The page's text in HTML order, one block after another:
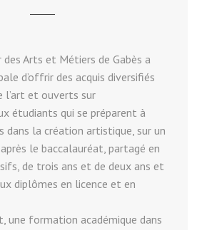
des Arts et Métiers de Gabès a
d’offrir des acquis diversifiés
l’art et ouverts sur
étudiants qui se préparent à
dans la création artistique, sur un
le baccalauréat, partagé en
de trois ans et de deux ans et
diplômes en licence et en
une formation académique dans